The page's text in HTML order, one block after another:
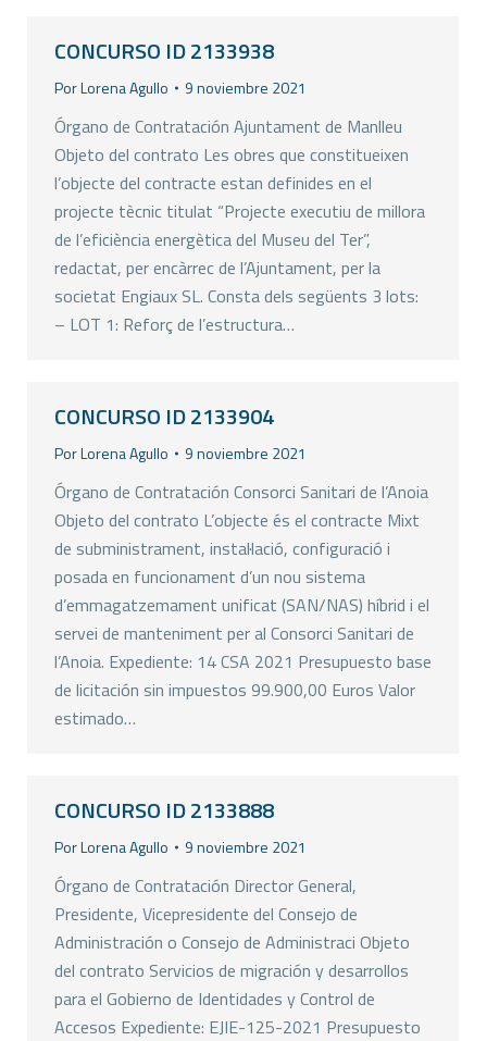
CONCURSO ID 2133938
PorLorena Agullo 9 noviembre 2021
Órgano de Contratación Ajuntament de Manlleu
Objeto del contrato Les obres que constitueixen
l’objecte del contracte estan definides en el
projecte tècnic titulat “Projecte executiu de millora
de l’eficiència energètica del Museu del Ter”,
redactat, per encàrrec de l’Ajuntament, per la
societat Engiaux SL. Consta dels següents 3 lots:
– LOT 1: Reforç de l’estructura…
CONCURSO ID 2133904
PorLorena Agullo 9 noviembre 2021
Órgano de Contratación Consorci Sanitari de l’Anoia
Objeto del contrato L’objecte és el contracte Mixt
de subministrament, instal·lació, configuració i
posada en funcionament d’un nou sistema
d’emmagatzemament unificat (SAN/NAS) híbrid i el
servei de manteniment per al Consorci Sanitari de
l’Anoia. Expediente: 14 CSA 2021 Presupuesto base
de licitación sin impuestos 99.900,00 Euros Valor
estimado…
CONCURSO ID 2133888
PorLorena Agullo 9 noviembre 2021
Órgano de Contratación Director General,
Presidente, Vicepresidente del Consejo de
Administración o Consejo de Administraci Objeto
del contrato Servicios de migración y desarrollos
para el Gobierno de Identidades y Control de
Accesos Expediente: EJIE-125-2021 Presupuesto